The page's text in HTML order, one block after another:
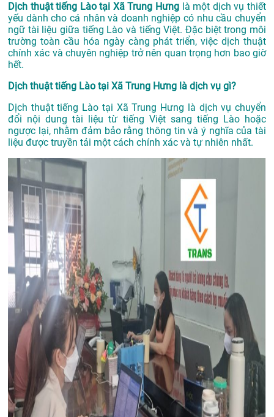
Dịch thuật tiếng Lào tại Xã Trung Hưng là một dịch vụ thiết
yếu dành cho cá nhân và doanh nghiệp có nhu cầu chuyển
ngữ tài liệu giữa tiếng Lào và tiếng Việt. Đặc biệt trong môi
trường toàn cầu hóa ngày càng phát triển, việc dịch thuật
chính xác và chuyên nghiệp trở nên quan trọng hơn bao giờ
hết.
Dịch thuật tiếng Lào tại Xã Trung Hưng là dịch vụ gì?
Dịch thuật tiếng Lào tại Xã Trung Hưng là dịch vụ chuyển
đổi nội dung tài liệu từ tiếng Việt sang tiếng Lào hoặc
ngược lại, nhằm đảm bảo rằng thông tin và ý nghĩa của tài
liệu được truyền tải một cách chính xác và tự nhiên nhất.